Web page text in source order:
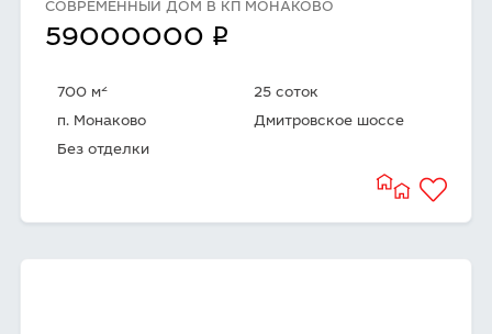
СОВРЕМЕННЫЙ ДОМ В КП МОНАКОВО
59000000 q
700 м2
25 соток
п. Монаково
Дмитровское шоссе
Без отделки